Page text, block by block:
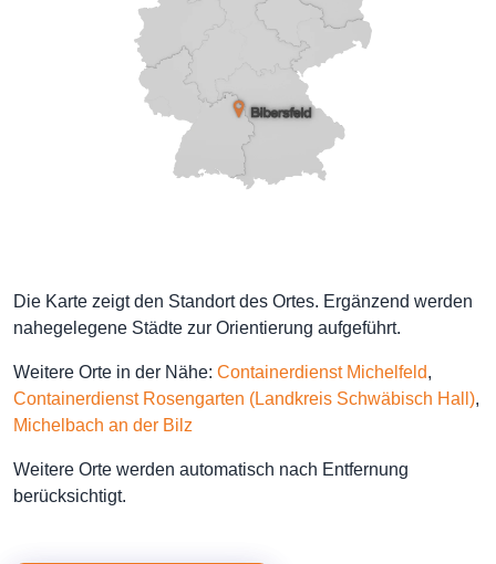
Die Karte zeigt den Standort des Ortes. Ergänzend werden
nahegelegene Städte zur Orientierung aufgeführt.
Weitere Orte in der Nähe: Containerdienst Michelfeld,
Containerdienst Rosengarten (Landkreis Schwäbisch Hall),
Michelbach an der Bilz
Weitere Orte werden automatisch nach Entfernung
berücksichtigt.